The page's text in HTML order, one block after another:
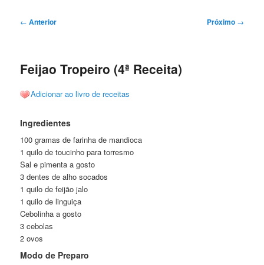
Navegação
← Anterior Próximo →
Feijao Tropeiro (4ª Receita)
Adicionar ao livro de receitas
Ingredientes
100 gramas de farinha de mandioca
1 quilo de toucinho para torresmo
Sal e pimenta a gosto
3 dentes de alho socados
1 quilo de feijão jalo
1 quilo de linguiça
Cebolinha a gosto
3 cebolas
2 ovos
Modo de Preparo